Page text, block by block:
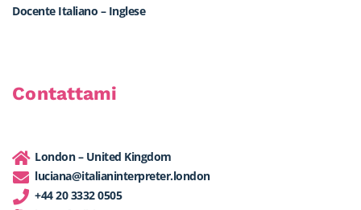
Docente Italiano – Inglese
Contattami
London – United Kingdom
luciana@italianinterpreter.london
+44 20 3332 0505